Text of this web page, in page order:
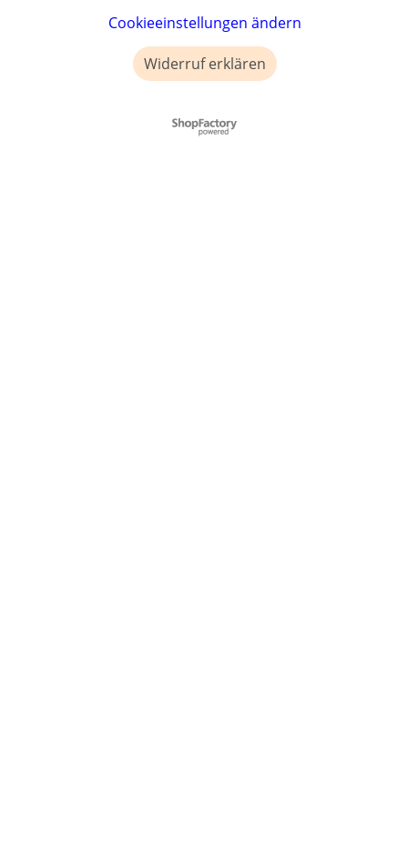
Cookieeinstellungen ändern
Widerruf erklären
WebShop erstellt mit ShopFactory Shop Software.